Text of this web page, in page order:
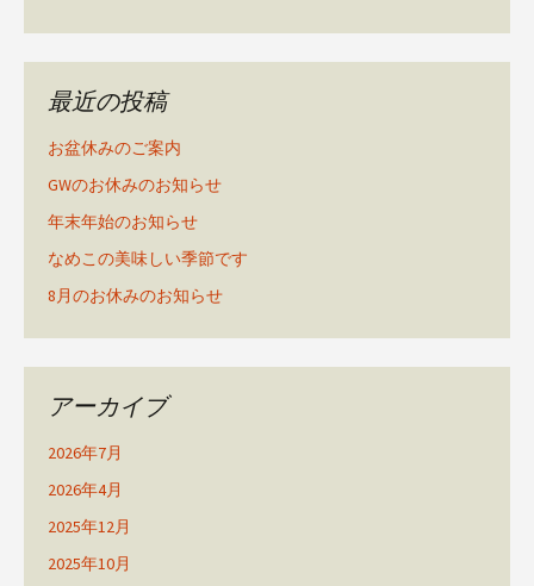
最近の投稿
お盆休みのご案内
GWのお休みのお知らせ
年末年始のお知らせ
なめこの美味しい季節です
8月のお休みのお知らせ
アーカイブ
2026年7月
2026年4月
2025年12月
2025年10月